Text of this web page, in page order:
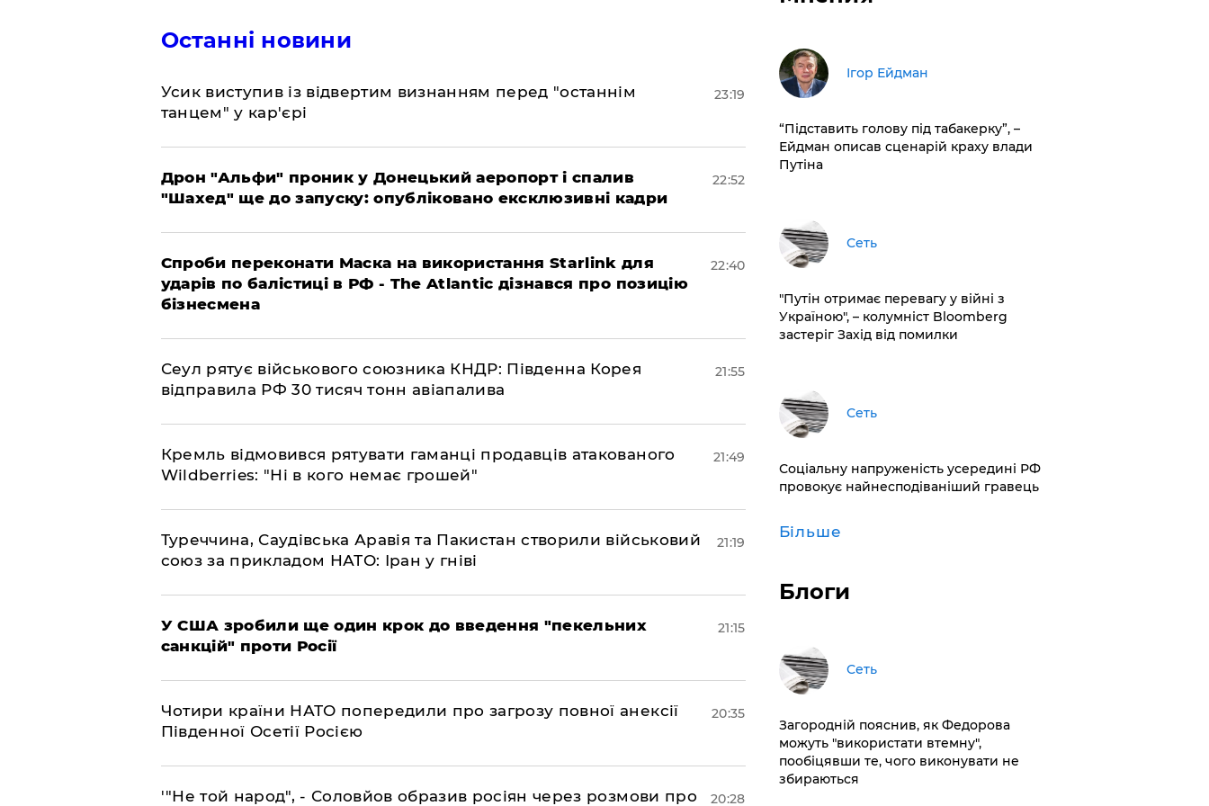
Останні новини
​Усик виступив із відвертим визнанням перед "останнім
танцем" у кар'єрі
23:19
​Дрон "Альфи" проник у Донецький аеропорт і спалив
"Шахед" ще до запуску: опубліковано ексклюзивні кадри
22:52
​Спроби переконати Маска на використання Starlink для
ударів по балістиці в РФ - The Atlantic дізнався про позицію
бізнесмена
22:40
​Сеул рятує військового союзника КНДР: Південна Корея
відправила РФ 30 тисяч тонн авіапалива
21:55
​Кремль відмовився рятувати гаманці продавців атакованого
Wildberries: "Ні в кого немає грошей"
21:49
​Туреччина, Саудівська Аравія та Пакистан створили військовий
союз за прикладом НАТО: Іран у гніві
21:19
​У США зробили ще один крок до введення "пекельних
санкцій" проти Росії
21:15
​Чотири країни НАТО попередили про загрозу повної анексії
Південної Осетії Росією
20:35
​'"Не той народ", - Соловйов образив росіян через розмови про 20:28
Ігор Ейдман
​“Підставить голову під табакерку”, –
Ейдман описав сценарій краху влади
Путіна
Сеть
"Путін отримає перевагу у війні з
Україною", – колумніст Bloomberg
застеріг Захід від помилки
Сеть
Соціальну напруженість усередині РФ
провокує найнесподіваніший гравець
Більше
Блоги
Сеть
Загородній пояснив, як Федорова
можуть "використати втемну",
пообіцявши те, чого виконувати не
збираються